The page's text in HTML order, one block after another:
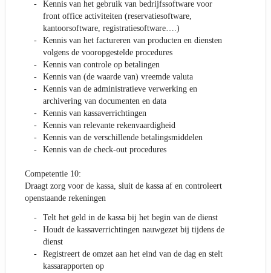
Kennis van het gebruik van bedrijfssoftware voor
front office activiteiten (reservatiesoftware,
kantoorsoftware, registratiesoftware….)
Kennis van het factureren van producten en diensten
volgens de vooropgestelde procedures
Kennis van controle op betalingen
Kennis van (de waarde van) vreemde valuta
Kennis van de administratieve verwerking en
archivering van documenten en data
Kennis van kassaverrichtingen
Kennis van relevante rekenvaardigheid
Kennis van de verschillende betalingsmiddelen
Kennis van de check-out procedures
Competentie 10:
Draagt zorg voor de kassa, sluit de kassa af en controleert
openstaande rekeningen
Telt het geld in de kassa bij het begin van de dienst
Houdt de kassaverrichtingen nauwgezet bij tijdens de
dienst
Registreert de omzet aan het eind van de dag en stelt
kassarapporten op